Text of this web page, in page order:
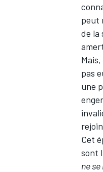
peut
de la
pas
une
Cet
sont
ne